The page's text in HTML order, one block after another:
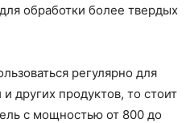
обработки более твердых
регулярно для
других продуктов, то стоит
с мощностью от 800 до